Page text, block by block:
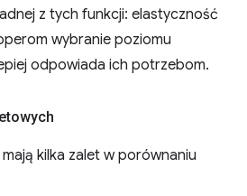
z tych funkcji: elastyczność
wybranie poziomu
odpowiada ich potrzebom.
kilka zalet w porównaniu